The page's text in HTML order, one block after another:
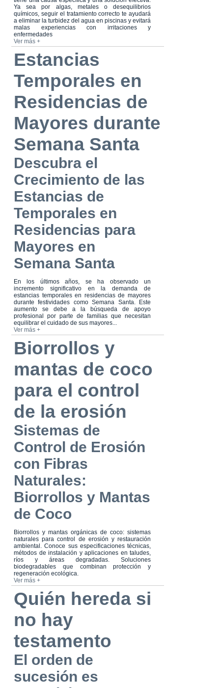
Ya sea por algas, metales o desequilibrios
químicos, seguir el tratamiento correcto te ayudará
a eliminar la turbidez del agua en piscinas y evitará
malas experiencias con irritaciones y
enfermedades
Ver más +
Estancias
Temporales en
Residencias de
Mayores durante
Semana Santa
Descubra el
Crecimiento de las
Estancias de
Temporales en
Residencias para
Mayores en
Semana Santa
En los últimos años, se ha observado un
incremento significativo en la demanda de
estancias temporales en residencias de mayores
durante festividades como Semana Santa. Este
aumento se debe a la búsqueda de apoyo
profesional por parte de familias que necesitan
equilibrar el cuidado de sus mayores...
Ver más +
Biorrollos y
mantas de coco
para el control
de la erosión
Sistemas de
Control de Erosión
con Fibras
Naturales:
Biorrollos y Mantas
de Coco
Biorrollos y mantas orgánicas de coco: sistemas
naturales para control de erosión y restauración
ambiental. Conoce sus especificaciones técnicas,
métodos de instalación y aplicaciones en taludes,
ríos y áreas degradadas. Soluciones
biodegradables que combinan protección y
regeneración ecológica.
Ver más +
Quién hereda si
no hay
testamento
El orden de
sucesión es